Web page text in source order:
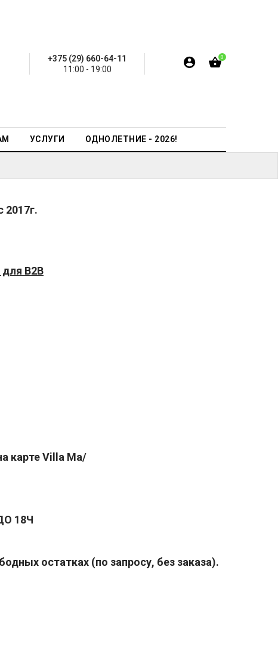
+375 (29) 660-64-11
11:00 - 19:00
0
УСЛУГИ ОДНОЛЕТНИЕ - 2026!
2017г.
B2B
карте Villa Ma/
18Ч
остатках (по запросу, без заказа).